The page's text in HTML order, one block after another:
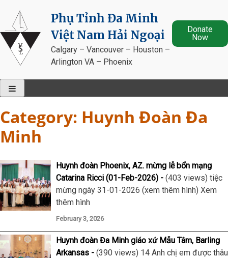
content
Phụ Tỉnh Đa Minh
Việt Nam Hải Ngoại
Calgary – Vancouver – Houston –
Arlington VA – Phoenix
Donate
Now
Category: Huynh Đoàn Đa
Minh
Huynh đoàn Phoenix, AZ. mừng lễ bổn mạng
Catarina Ricci (01-Feb-2026)
(403 views) tiệc
mừng ngày 31-01-2026 (xem thêm hình) Xem
thêm hình
February 3, 2026
Huynh đoàn Đa Minh giáo xứ Mẫu Tâm, Barling
Arkansas
(390 views) 14 Anh chị em được thâu